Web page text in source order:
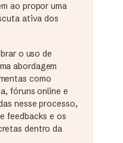
ao propor uma
ativa dos
o uso de
abordagem
como
fóruns online e
nesse processo,
feedbacks e os
dentro da